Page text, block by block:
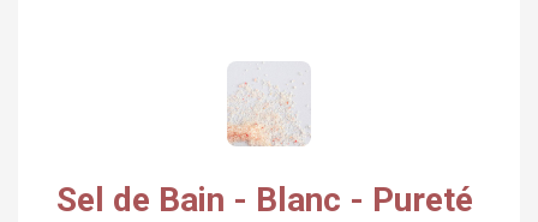
Sel de Bain - Blanc - Pureté